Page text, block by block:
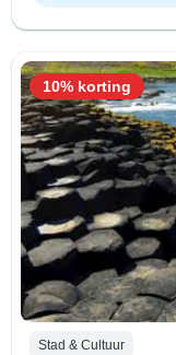
Stad & Cultuur
10% korting